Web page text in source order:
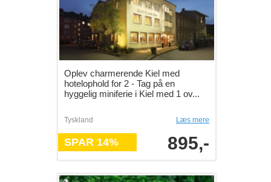
Oplev charmerende Kiel med
hotelophold for 2 - Tag på en
hyggelig miniferie i Kiel med 1 ov...
Tyskland Læs mere
SPAR 14% 895,-